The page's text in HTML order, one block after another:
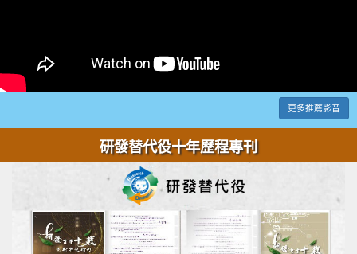
更多推薦影音
研發替代役十年歷程專刊